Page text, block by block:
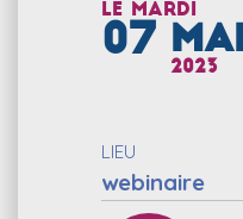
Le mardi
07
2023
LIEU
webinaire